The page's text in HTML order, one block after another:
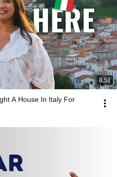
8:51
A House In Italy For